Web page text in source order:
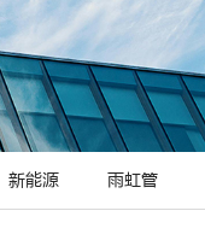
新能源 雨虹管